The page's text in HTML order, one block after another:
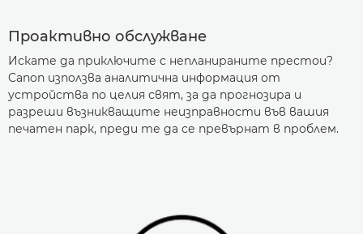
Проактивно обслужване
Искате да приключите с непланираните престои?
Canon използва аналитична информация от
устройства по целия свят, за да прогнозира и
разреши възникващите неизправности във вашия
печатен парк, преди те да се превърнат в проблем.